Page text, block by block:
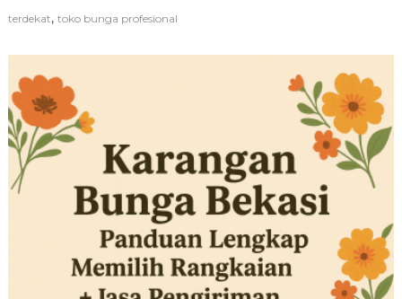
terdekat, toko bunga profesional